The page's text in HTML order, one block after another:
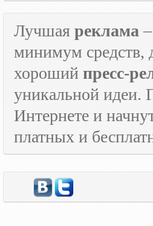
Лучшая реклама
минимум средств,
хороший пресс-
уникальной идеи.
Интернете и
платных и